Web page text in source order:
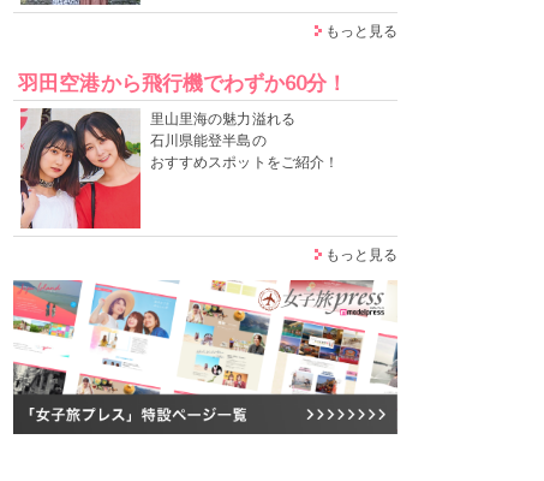
もっと見る
羽田空港から飛行機でわずか60分！
里山里海の魅力溢れる
石川県能登半島の
おすすめスポットをご紹介！
もっと見る